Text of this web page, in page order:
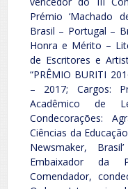
Prémio ‘Machado
Brasil – Portugal –
Honra e Mérito –
de Escritores e
“PRÊMIO BURITI
– 2017; Cargos:
Acadêmico de
Condecorações:
Ciências da
Newsmaker,
Embaixador da
Comendador,